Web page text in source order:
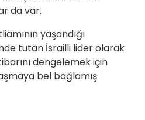
da var.
yaşandığı
tutan İsrailli lider olarak
dengelemek için
bel bağlamış